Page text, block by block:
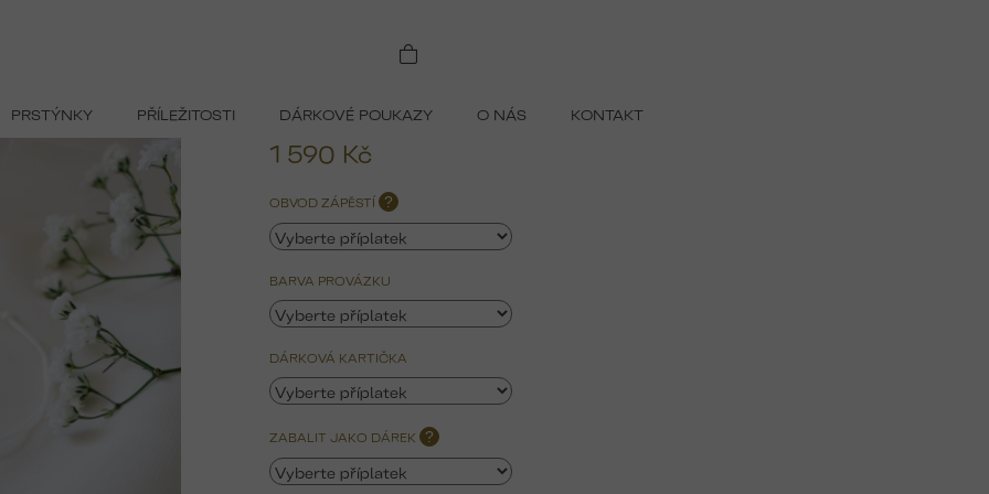
PRSTÝNKY PŘÍLEŽITOSTI DÁRKOVÉ POUKAZY O NÁS KONTAKT
1 590 Kč
cena:
OBVOD ZÁPĚSTÍ ?
BARVA PROVÁZKU
DÁRKOVÁ KARTIČKA
ZABALIT JAKO DÁREK ?